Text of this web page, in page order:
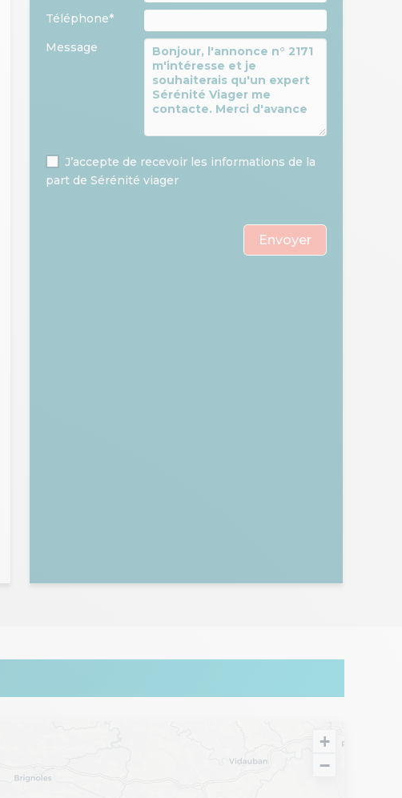
Téléphone*
Message
J’accepte de recevoir les informations de la
part de Sérénité viager
+
−